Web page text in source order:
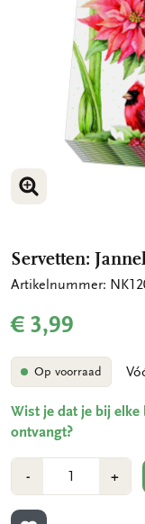
VERGROOT
Servetten:
Artikelnummer:
€ 3,99
Op voorraad
Wist je dat je bij
ontvangt?
-Min
1
+Plus
1